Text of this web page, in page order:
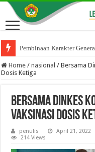
Pembinaan Karakter
Home / nasional / Bersama
Dosis Ketiga
Bersama Dinkes
Vaksinasi Dosis
penulis April 21, 2022
214 Views